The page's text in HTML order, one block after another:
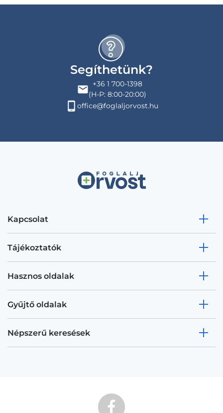
Segíthetünk?
+36 1 700-1398
(H-P: 8:00-20:00)
office@foglaljorvost.hu
Kapcsolat
Tájékoztatók
Hasznos oldalak
Gyűjtő oldalak
Népszerű keresések